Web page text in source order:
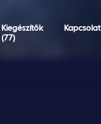
Kiegészítők
(77)
Kapcsolat